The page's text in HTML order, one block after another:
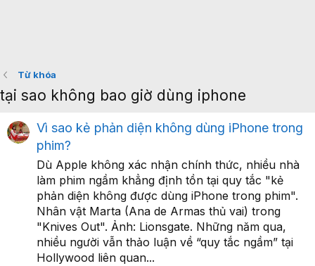
Từ khóa
tại sao không bao giờ dùng iphone
Vì sao kẻ phản diện không dùng iPhone trong
phim?
Dù Apple không xác nhận chính thức, nhiều nhà
làm phim ngầm khẳng định tồn tại quy tắc "kẻ
phản diện không được dùng iPhone trong phim".
Nhân vật Marta (Ana de Armas thủ vai) trong
"Knives Out". Ảnh: Lionsgate. Những năm qua,
nhiều người vẫn thảo luận về “quy tắc ngầm” tại
Hollywood liên quan...